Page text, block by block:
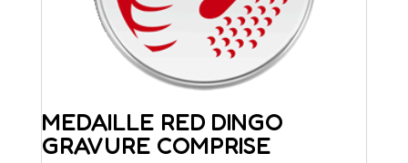
MEDAILLE RED DINGO
GRAVURE COMPRISE